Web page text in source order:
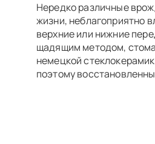
Нередко различные
жизни, неблагоприятно
верхние или нижние
щадящим методом,
немецкой
поэтому